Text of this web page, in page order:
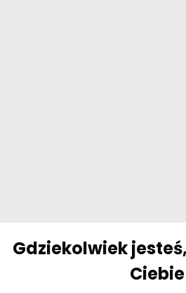
Gdziekolwiek
Ciebie